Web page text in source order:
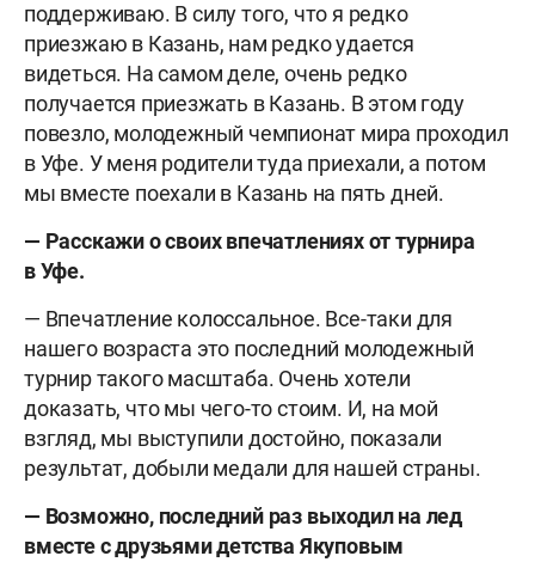
поддерживаю. В силу того, что я редко
приезжаю в Казань, нам редко удается
видеться. На самом деле, очень редко
получается приезжать в Казань. В этом году
повезло, молодежный чемпионат мира проходил
в Уфе. У меня родители туда приехали, а потом
мы вместе поехали в Казань на пять дней.
— Расскажи о своих впечатлениях от турнира
в Уфе.
— Впечатление колоссальное. Все-таки для
нашего возраста это последний молодежный
турнир такого масштаба. Очень хотели
доказать, что мы чего-то стоим. И, на мой
взгляд, мы выступили достойно, показали
результат, добыли медали для нашей страны.
— Возможно, последний раз выходил на лед
вместе с друзьями детства Якуповым